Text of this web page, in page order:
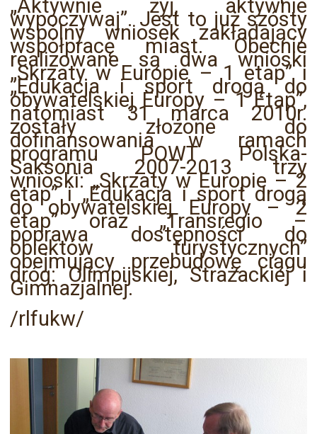
„Aktywnie żyj, aktywnie
wypoczywaj”. Jest to już szósty
wspólny wniosek zakładający
współpracę miast. Obecnie
realizowane są dwa wnioski
„Skrzaty w Europie – 1 etap” i
„Edukacja i sport drogą do
obywatelskiej Europy – 1 Etap”,
natomiast 31 marca 2010r.
zostały złożone do
dofinansowania w ramach
programu POWT Polska-
Saksonia 2007-2013 trzy
wnioski: „Skrzaty w Europie – 2
etap” i „Edukacja i sport drogą
do obywatelskiej Europy – 2
etap” oraz „Transregio –
poprawa dostępności do
obiektów turystycznych”
obejmujący przebudowę ciągu
dróg: Olimpijskiej, Strażackiej i
Gimnazjalnej.
/rlfukw/